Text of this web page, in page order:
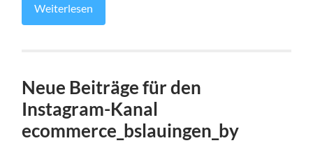
Weiterlesen
Neue Beiträge für den
Instagram-Kanal
ecommerce_bslauingen_by